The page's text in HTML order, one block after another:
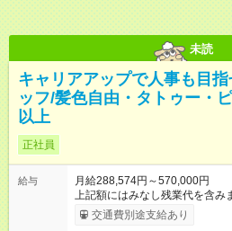
未読
キャリアアップで人事も目
ッフ/髪色自由・タトゥー・
以上
正社員
給与
月給288,574円～570,000円
上記額にはみなし残業代を含み
ます。 みなし残業代 55,495円
■昇給あり 年2回の給与査定による ■賞与あ
交通費別途支給あり